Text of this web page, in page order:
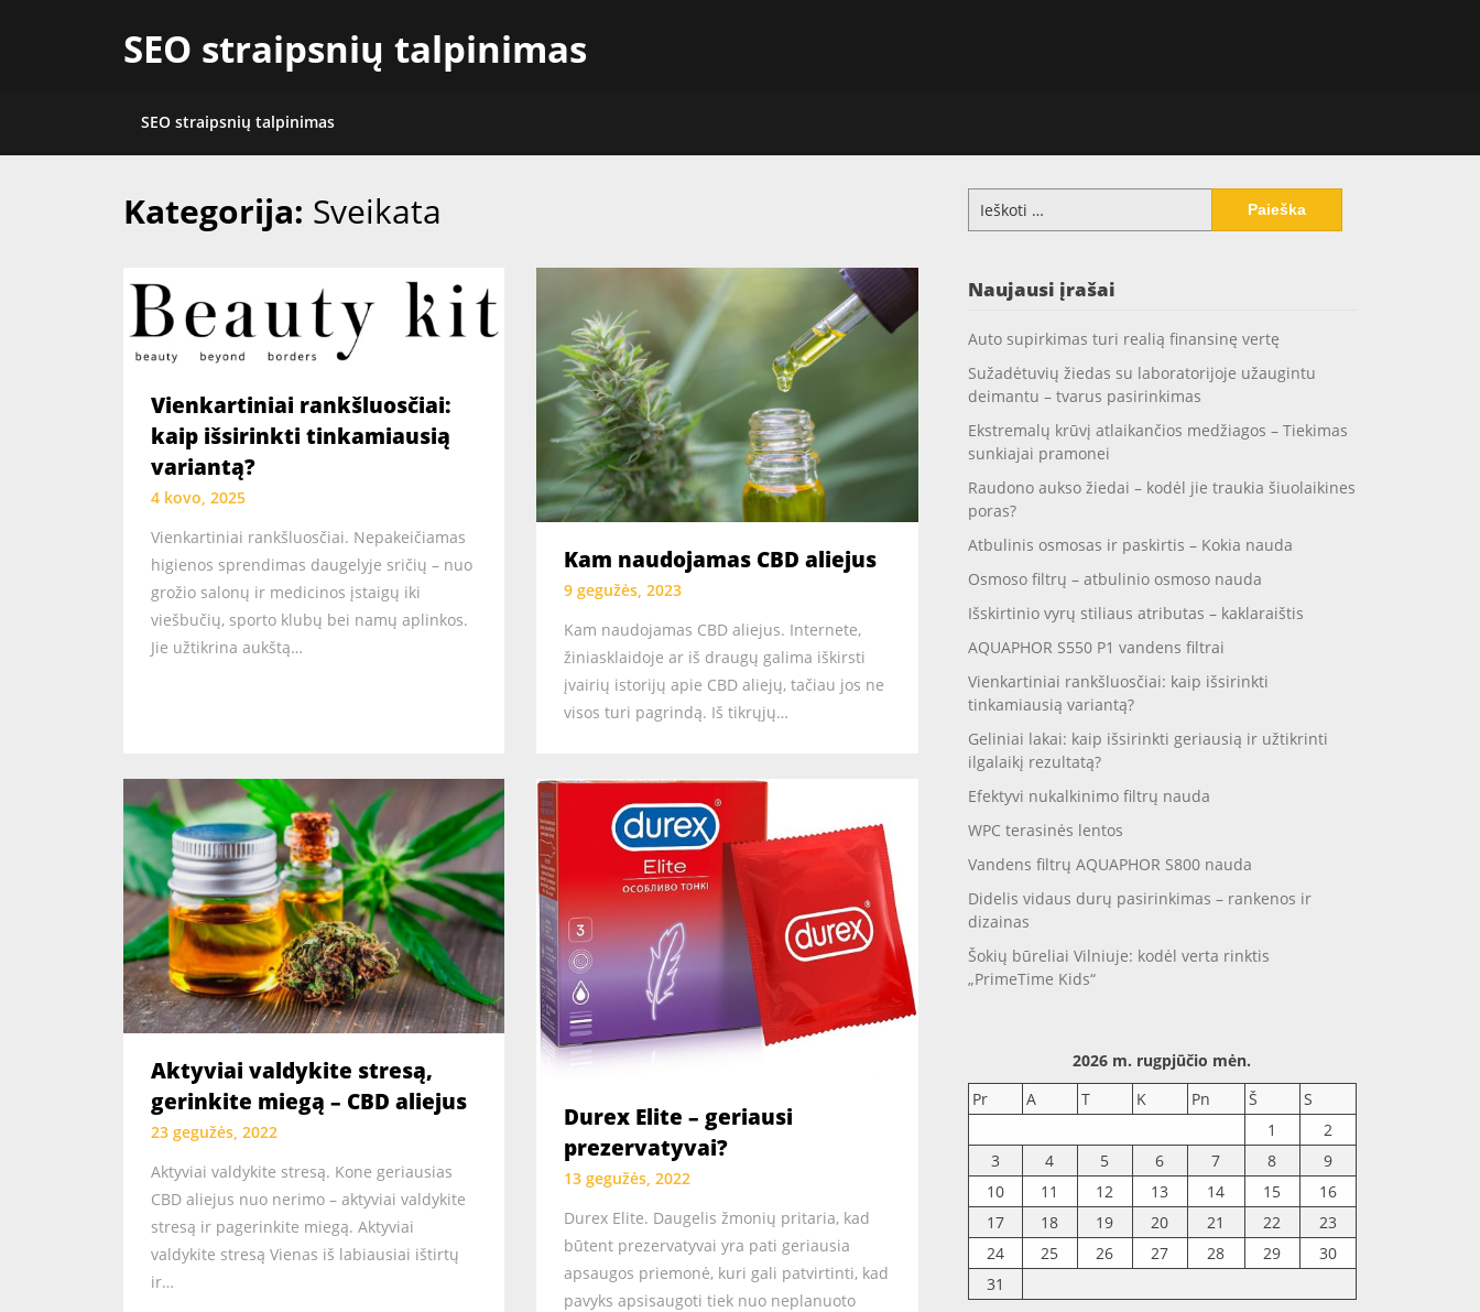
SEO straipsnių talpinimas
SEO straipsnių talpinimas
Kategorija: Sveikata
Vienkartiniai rankšluosčiai:
kaip išsirinkti tinkamiausią
variantą?
4 kovo, 2025
Vienkartiniai rankšluosčiai. Nepakeičiamas
higienos sprendimas daugelyje sričių – nuo
grožio salonų ir medicinos įstaigų iki
viešbučių, sporto klubų bei namų aplinkos.
Jie užtikrina aukštą…
Kam naudojamas CBD aliejus
9 gegužės, 2023
Kam naudojamas CBD aliejus. Internete,
žiniasklaidoje ar iš draugų galima iškirsti
įvairių istorijų apie CBD aliejų, tačiau jos ne
visos turi pagrindą. Iš tikrųjų…
Aktyviai valdykite stresą,
gerinkite miegą – CBD aliejus
23 gegužės, 2022
Aktyviai valdykite stresą. Kone geriausias
CBD aliejus nuo nerimo – aktyviai valdykite
stresą ir pagerinkite miegą. Aktyviai
valdykite stresą Vienas iš labiausiai ištirtų
ir…
Durex Elite – geriausi
prezervatyvai?
13 gegužės, 2022
Durex Elite. Daugelis žmonių pritaria, kad
būtent prezervatyvai yra pati geriausia
apsaugos priemonė, kuri gali patvirtinti, kad
pavyks apsisaugoti tiek nuo neplanuoto
Ieškoti:
Naujausi įrašai
Auto supirkimas turi realią finansinę vertę
Sužadėtuvių žiedas su laboratorijoje užaugintu
deimantu – tvarus pasirinkimas
Ekstremalų krūvį atlaikančios medžiagos – Tiekimas
sunkiajai pramonei
Raudono aukso žiedai – kodėl jie traukia šiuolaikines
poras?
Atbulinis osmosas ir paskirtis – Kokia nauda
Osmoso filtrų – atbulinio osmoso nauda
Išskirtinio vyrų stiliaus atributas – kaklaraištis
AQUAPHOR S550 P1 vandens filtrai
Vienkartiniai rankšluosčiai: kaip išsirinkti
tinkamiausią variantą?
Geliniai lakai: kaip išsirinkti geriausią ir užtikrinti
ilgalaikį rezultatą?
Efektyvi nukalkinimo filtrų nauda
WPC terasinės lentos
Vandens filtrų AQUAPHOR S800 nauda
Didelis vidaus durų pasirinkimas – rankenos ir
dizainas
Šokių būreliai Vilniuje: kodėl verta rinktis
„PrimeTime Kids“
2026 m. rugpjūčio mėn.
Pr
A T K Pn Š
S
1
2
3
4 5 6 7 8
9
10
11 12 13 14 15
16
17
18 19 20 21 22
23
24
25 26 27 28 29
30
31